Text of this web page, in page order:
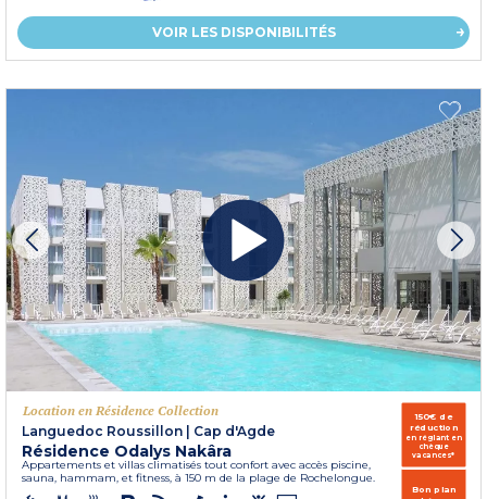
VOIR LES DISPONIBILITÉS
Location en Résidence Collection
Languedoc Roussillon | Cap d'Agde
Résidence Odalys Nakâra
Appartements et villas climatisés tout confort avec accès piscine,
sauna, hammam, et fitness, à 150 m de la plage de Rochelongue.
150€ de
réduction
en réglant en
chèque
vacances*
Bon plan